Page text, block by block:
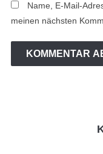
Name, E-Mail-
meinen nächsten